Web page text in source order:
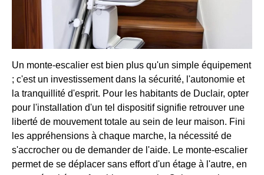
Un monte-escalier est bien plus qu'un simple équipement
; c'est un investissement dans la sécurité, l'autonomie et
la tranquillité d'esprit. Pour les habitants de Duclair, opter
pour l'installation d'un tel dispositif signifie retrouver une
liberté de mouvement totale au sein de leur maison. Fini
les appréhensions à chaque marche, la nécessité de
s'accrocher ou de demander de l'aide. Le monte-escalier
permet de se déplacer sans effort d'un étage à l'autre, en